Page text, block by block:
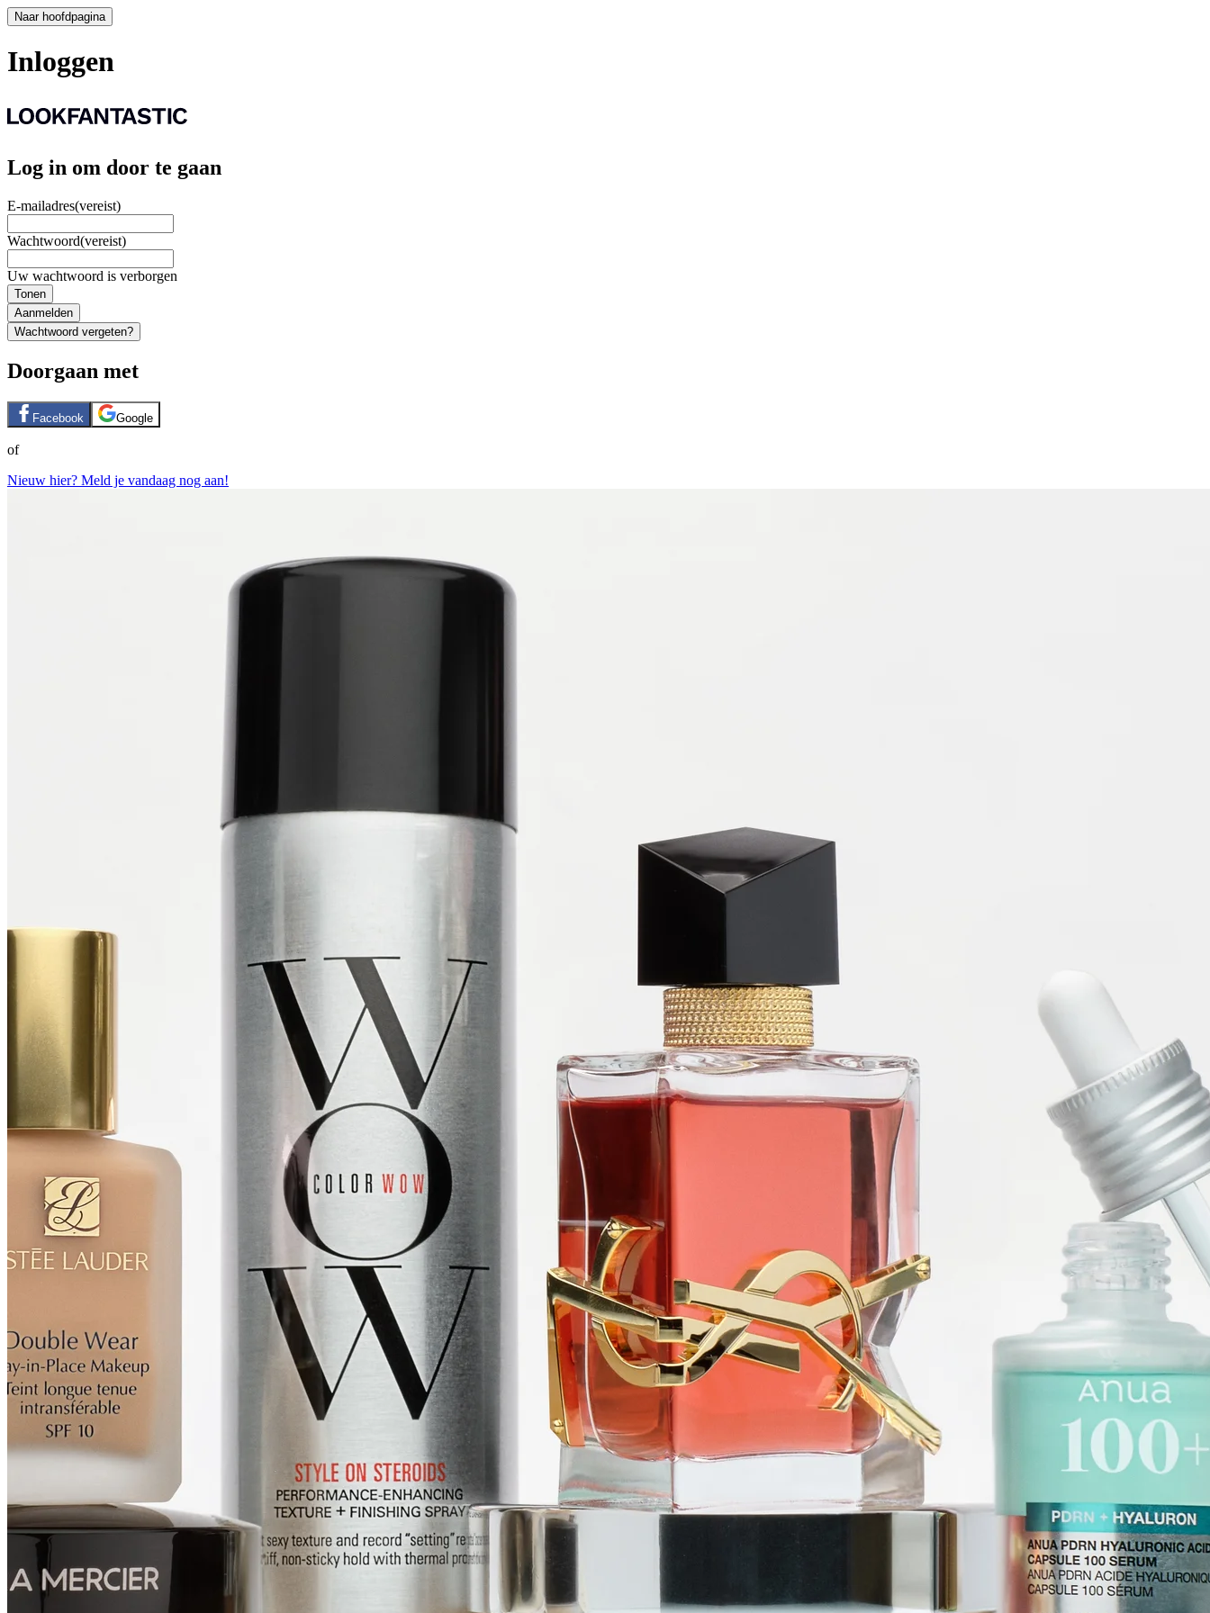
Naar hoofdpagina
Inloggen
Log in om door te gaan
E-mailadres(vereist)
Wachtwoord(vereist)
Uw wachtwoord is verborgen
Tonen
Aanmelden
Wachtwoord vergeten?
Doorgaan met
Facebook Google
of
Nieuw hier? Meld je vandaag nog aan!